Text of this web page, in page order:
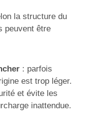
la structure du
peuvent être
: parfois
est trop léger.
et évite les
inattendue.